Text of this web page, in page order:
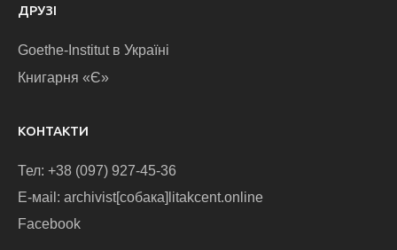
ДРУЗІ
Goethe-Institut в Україні
Книгарня «Є»
КОНТАКТИ
Тел: +38 (097) 927-45-36
E-маіl: archivist[собака]litakcent.online
Facebook